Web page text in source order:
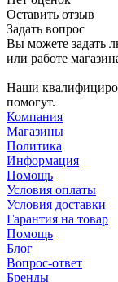
Оставить отзыв
Задать вопрос
Вы можете задать
или работе
Наши
помогут.
Компания
Магазины
Политика
Информация
Помощь
Условия оплаты
Условия доставки
Гарантия на товар
Помощь
Блог
Вопрос-ответ
Бренды